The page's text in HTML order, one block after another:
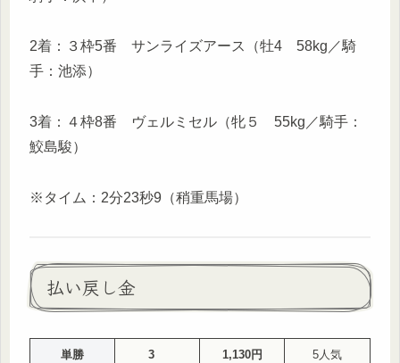
2着：３枠5番 サンライズアース（牡4 58kg／騎
手：池添）
3着：４枠8番 ヴェルミセル（牝５ 55kg／騎手：
鮫島駿）
※タイム：2分23秒9（稍重馬場）
払い戻し金
単勝 3 1,130円 5人気